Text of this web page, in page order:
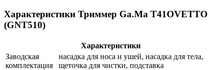
Характеристики Триммер Ga.Ma T41OVETTO
(GNT510)
Характеристики
Заводская
комплектация
насадка для носа и ушей, насадка для тела,
щеточка для чистки, подставка